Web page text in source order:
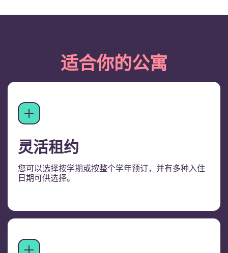
适合你的公寓
灵活租约
您可以选择按学期或按整个学年预订，并有多种入住
日期可供选择。